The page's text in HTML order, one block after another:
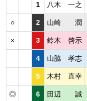
1 八木 一之
○ 2 山崎 潤
× 3 鈴木 啓示
4 山脇 孝志
5 木村 直幸
◎ 6 田辺 誠